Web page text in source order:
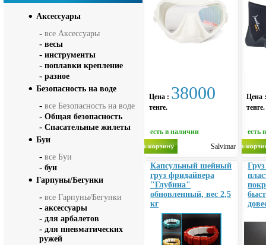
Цена : 38000
тенге.
есть в наличии
Salvimar
Цена
тенге.
есть
Капсульный шейный
груз фридайвера
"Глубина"
обновленный, вес 2,5
кг
Аксесcуары
- все Аксесcуары
- весы
- инструменты
- поплавки крепление
- разное
Безопасность на воде
- все Безопасность на воде
- Общая безопасность
- Спасательные жилеты
Буи
- все Буи
- буи
Гарпуны/Бегунки
- все Гарпуны/Бегунки
- аксессуары
- для арбалетов
- для пневматических
ружей